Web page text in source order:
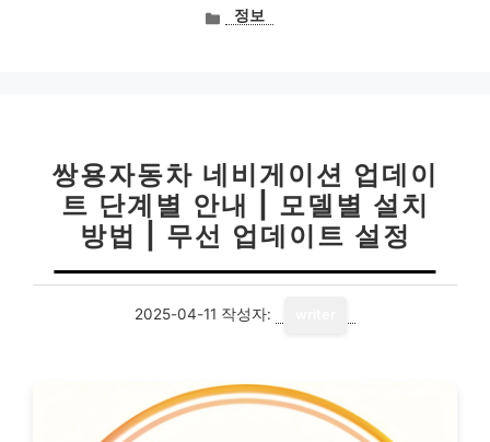
카정보
쌍용자동차 네비게이션 업데이
트 단계별 안내 | 모델별 설치
방법 | 무선 업데이트 설정
2025-04-11 작성자: